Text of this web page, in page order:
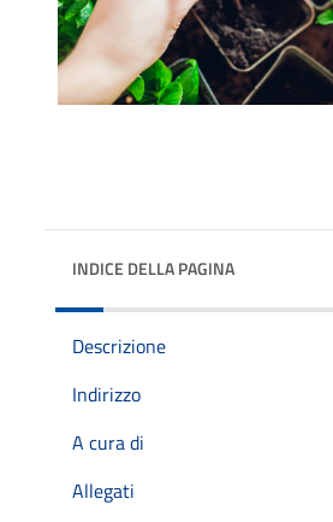
INDICE DELLA PAGINA
Descrizione
Indirizzo
A cura di
Allegati